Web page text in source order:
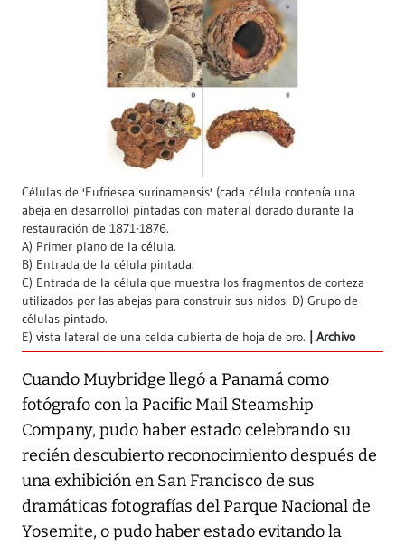
Células de 'Eufriesea surinamensis' (cada célula contenía una
abeja en desarrollo) pintadas con material dorado durante la
restauración de 1871-1876.
A) Primer plano de la célula.
B) Entrada de la célula pintada.
C) Entrada de la célula que muestra los fragmentos de corteza
utilizados por las abejas para construir sus nidos. D) Grupo de
células pintado.
E) vista lateral de una celda cubierta de hoja de oro.
Archivo
Cuando Muybridge llegó a Panamá como
fotógrafo con la Pacific Mail Steamship
Company, pudo haber estado celebrando su
recién descubierto reconocimiento después de
una exhibición en San Francisco de sus
dramáticas fotografías del Parque Nacional de
Yosemite, o pudo haber estado evitando la